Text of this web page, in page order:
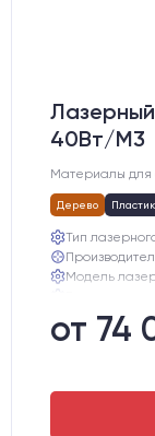
40Вт/М3
Материалы для
Дерево Пластик
Тип
Модель
Линза:
Зеркала:
от 74